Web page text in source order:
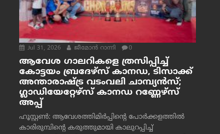
Jul 31, 2026 ജീമോന്‍ റാന്നി 0
ആവേശ ഗാലറികളെ ത്രസിപ്പിച്ച്
കോട്ടയം ബ്രദേഴ്‌സ് കാനഡ, ടിസാക്ക്
അന്താരാഷ്ട്ര വടംവലി ചാമ്പ്യന്‍സ്;
ഗ്ലാഡിയേറ്റേഴ്‌സ് കാനഡ റണ്ണേഴ്‌സ്
അപ്പ്
ഹൂസ്റ്റണ്‍: ആവേശത്തിമിര്‍പ്പിന്റെ പോര്‍ക്കളത്തില്‍
കാരിരുമ്പിന്റെ കരുത്തുമായി കാലുറപ്പിച്ച്